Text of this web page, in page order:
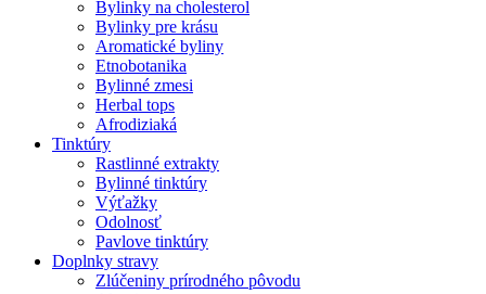
Bylinky na cholesterol
Bylinky pre krásu
Aromatické byliny
Etnobotanika
Bylinné zmesi
Herbal tops
Afrodiziaká
Tinktúry
Rastlinné extrakty
Bylinné tinktúry
Výťažky
Odolnosť
Pavlove tinktúry
Doplnky stravy
Zlúčeniny prírodného pôvodu